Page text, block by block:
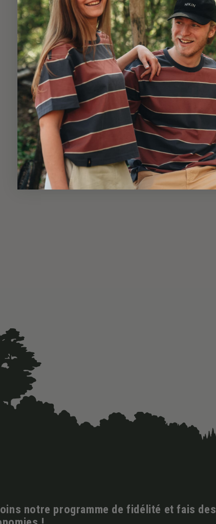
notre programme de fidélité et fais des